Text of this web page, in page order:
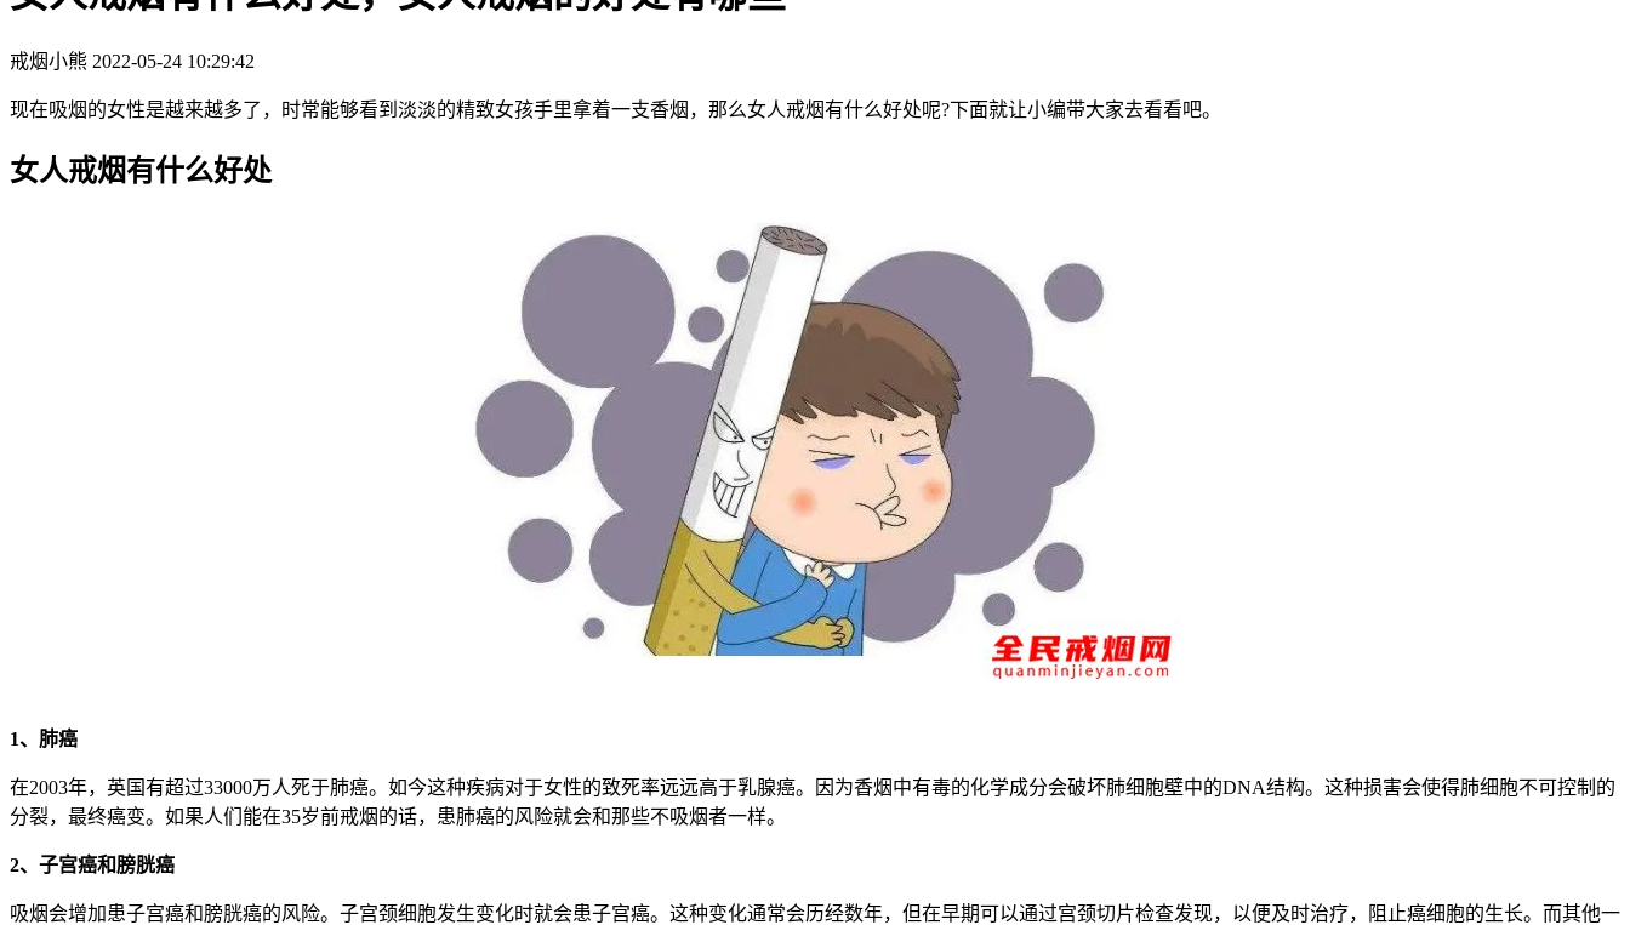
戒烟小熊 2022-05-24 10:29:42
现在吸烟的女性是越来越多了，时常能够看到淡淡的精致女孩手里拿着一支香烟，那么女人戒烟有什么好处呢?下面就让小编带大家去看看吧。
女人戒烟有什么好处
1、肺癌
在2003年，英国有超过33000万人死于肺癌。如今这种疾病对于女性的致死率远远高于乳腺癌。因为香烟中有毒的化学成分会破坏肺细胞壁中的DNA结构。这种损害会使得肺细胞不可控制的
分裂，最终癌变。如果人们能在35岁前戒烟的话，患肺癌的风险就会和那些不吸烟者一样。
2、子宫癌和膀胱癌
吸烟会增加患子宫癌和膀胱癌的风险。子宫颈细胞发生变化时就会患子宫癌。这种变化通常会历经数年，但在早期可以通过宫颈切片检查发现，以便及时治疗，阻止癌细胞的生长。而其他一